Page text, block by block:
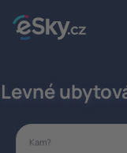
Levné